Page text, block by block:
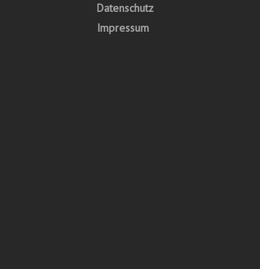
Datenschutz
Impressum